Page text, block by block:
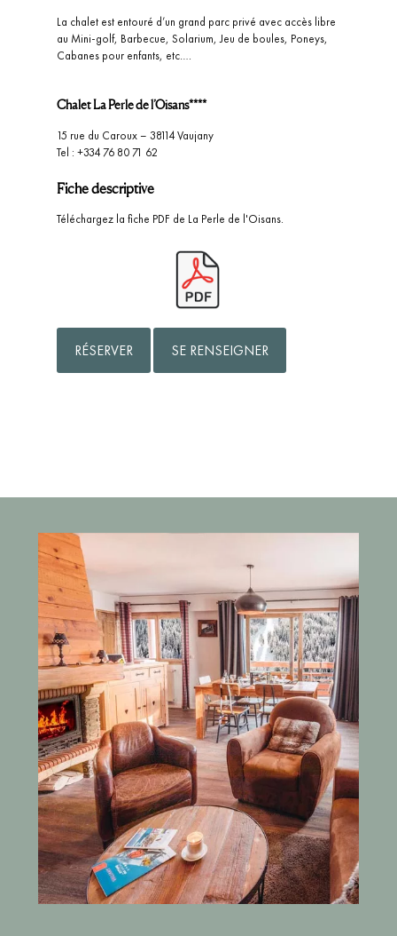
La chalet est entouré d’un grand parc privé avec accès libre
au Mini-golf, Barbecue, Solarium, Jeu de boules, Poneys,
Cabanes pour enfants, etc….
Chalet La Perle de l’Oisans****
15 rue du Caroux – 38114 Vaujany
Tel : +334 76 80 71 62
Fiche descriptive
Téléchargez la fiche PDF de La Perle de l'Oisans.
RÉSERVER SE RENSEIGNER